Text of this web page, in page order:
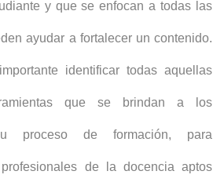
y que se enfocan a todas las
ayudar a fortalecer un contenido.
identificar todas aquellas
que se brindan a los
proceso de formación, para
de la docencia aptos